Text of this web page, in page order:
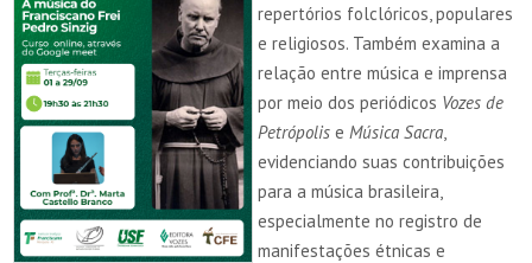
repertórios folclóricos, populares
e religiosos. Também examina a
relação entre música e imprensa
por meio dos periódicos Vozes de
Petrópolis e Música Sacra
evidenciando suas contribuições
para a música brasileira,
especialmente no registro de
manifestações étnicas e